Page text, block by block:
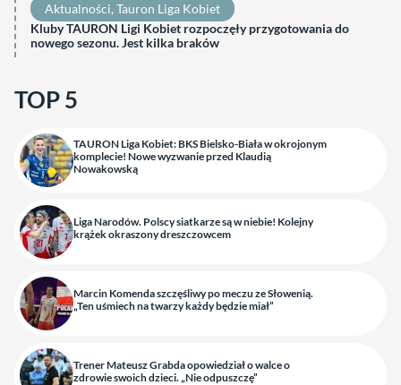
Aktualności, Tauron Liga Kobiet
Kluby TAURON Ligi Kobiet rozpoczęły przygotowania do
nowego sezonu. Jest kilka braków
TOP 5
TAURON Liga Kobiet: BKS Bielsko-Biała w okrojonym
komplecie! Nowe wyzwanie przed Klaudią
Nowakowską
Liga Narodów. Polscy siatkarze są w niebie! Kolejny
krążek okraszony dreszczowcem
Marcin Komenda szczęśliwy po meczu ze Słowenią.
„Ten uśmiech na twarzy każdy będzie miał”
Trener Mateusz Grabda opowiedział o walce o
zdrowie swoich dzieci. „Nie odpuszczę”